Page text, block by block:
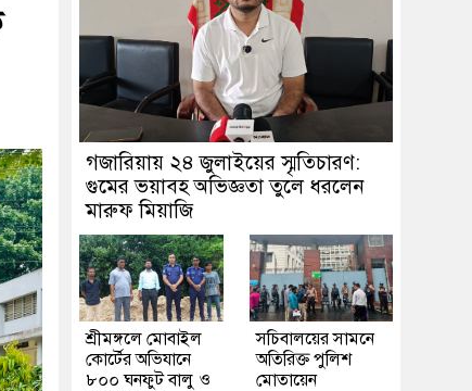
গজারিয়ায় ২৪ জুলাইয়ের স্মৃতিচারণ:
গুমের ভয়াবহ অভিজ্ঞতা তুলে ধরলেন
মারুফ মিয়াজি
শ্রীমঙ্গলে মোবাইল
কোর্টের অভিযানে
৮০০ ঘনফুট বালু ও
সচিবালয়ের সামনে
অতিরিক্ত পুলিশ
মোতায়েন